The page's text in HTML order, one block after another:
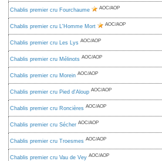
Chablis premier cru Fourchaume AOC/AOP
Chablis premier cru L'Homme Mort AOC/AOP
Chablis premier cru Les Lys AOC/AOP
Chablis premier cru Mélinots AOC/AOP
Chablis premier cru Morein AOC/AOP
Chablis premier cru Pied d'Aloup AOC/AOP
Chablis premier cru Roncières AOC/AOP
Chablis premier cru Sécher AOC/AOP
Chablis premier cru Troesmes AOC/AOP
Chablis premier cru Vau de Vey AOC/AOP